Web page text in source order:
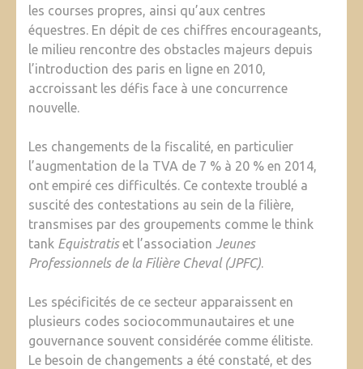
les courses propres, ainsi qu’aux centres
équestres. En dépit de ces chiffres encourageants,
le milieu rencontre des obstacles majeurs depuis
l’introduction des paris en ligne en 2010,
accroissant les défis face à une concurrence
nouvelle.
Les changements de la fiscalité, en particulier
l’augmentation de la TVA de 7 % à 20 % en 2014,
ont empiré ces difficultés. Ce contexte troublé a
suscité des contestations au sein de la filière,
transmises par des groupements comme le think
tank Equistratiset l’association Jeunes
Professionnels de la Filière Cheval (JPFC).
Les spécificités de ce secteur apparaissent en
plusieurs codes sociocommunautaires et une
gouvernance souvent considérée comme élitiste.
Le besoin de changements a été constaté, et des